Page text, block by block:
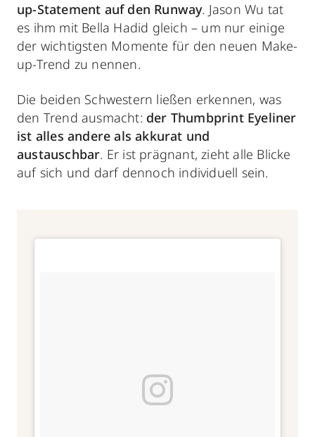
up-Statement auf den Runway. Jason Wu tat
es ihm mit Bella Hadid gleich – um nur einige
der wichtigsten Momente für den neuen Make-
up-Trend zu nennen.
Die beiden Schwestern ließen erkennen, was
den Trend ausmacht: der Thumbprint Eyeliner
ist alles andere als akkurat und
austauschbar. Er ist prägnant, zieht alle Blicke
auf sich und darf dennoch individuell sein.